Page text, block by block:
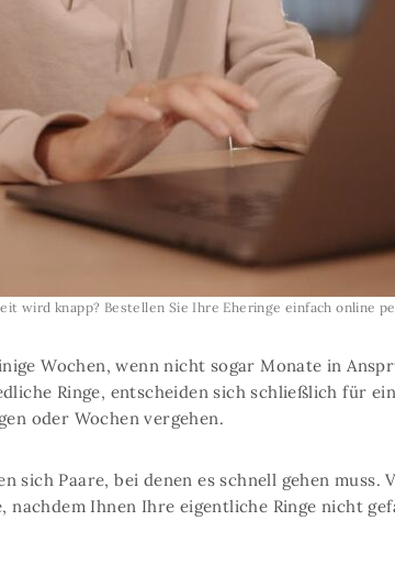
wird knapp? Bestellen Sie Ihre Eheringe einfach online
Wochen, wenn nicht sogar Monate in
Ringe, entscheiden sich schließlich für
oder Wochen vergehen.
sich Paare, bei denen es schnell gehen
Ihnen Ihre eigentliche Ringe nicht